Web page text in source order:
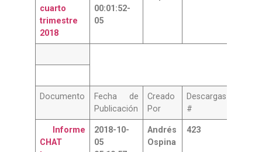
cuarto
trimestre
2018
00:01:52-
05
Documento
Fecha de
Publicación
Creado
Por
Descargas
#
Informe
CHAT
2018-10-
05
Andrés
Ospina
423